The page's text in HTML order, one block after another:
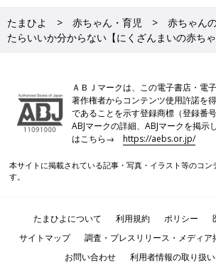
たまひよ 赤ちゃん・育児 赤ちゃん
たらいいか分からない【にくざんまいの赤ち
ＡＢＪマークは、この電子書店・電
著作権者からコンテンツ使用許諾を
であることを示す登録商標（登録番
ABJマークの詳細、ABJマークを掲示
はこちら→https://aebs.or.jp/
本サイトに掲載されている記事・写真・イラスト等のコン
す。
たまひよについて 利用規約 ポリシー
サイトマップ
調査・プレスリリース・メディア
お問い合わせ
利用者情報の取り扱